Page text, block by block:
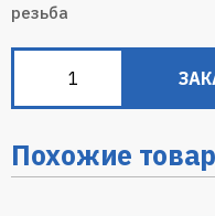
резьба
Похожие